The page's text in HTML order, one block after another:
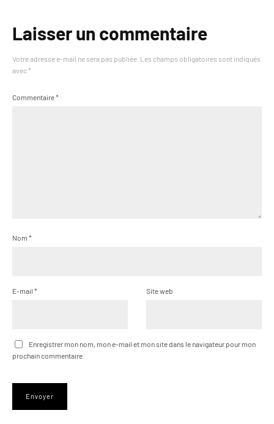
Laisser un commentaire
Votre adresse e-mail ne sera pas publiée. Les champs obligatoires sont indiqués
avec *
Commentaire*
Nom *
E-mail * Site web
Enregistrer mon nom, mon e-mail et mon site dans le navigateur pour mon
prochain commentaire.